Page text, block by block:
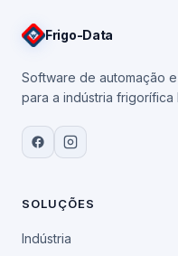
Frigo-Data
Software de automação
para a indústria frigorífica
SOLUÇÕES
Indústria